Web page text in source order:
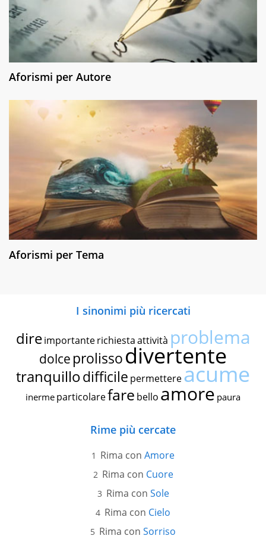
Aforismi per Autore
Aforismi per Tema
I sinonimi più ricercati
dire importante richiestaattività problema
dolce prolissodivertente
tranquillodifficile permettereacume
inerme particolarefare bello amore paura
Rime più cercate
Rima con Amore
Rima con Cuore
Rima con Sole
Rima con Cielo
Rima con Sorriso